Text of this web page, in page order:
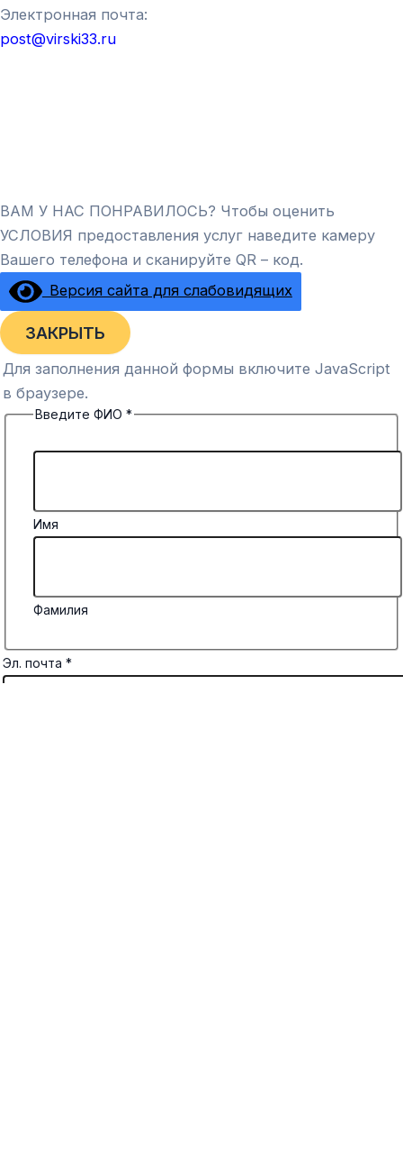
Электронная почта:
post@virski33.ru
ВАМ У НАС ПОНРАВИЛОСЬ? Чтобы оценить
УСЛОВИЯ предоставления услуг наведите камеру
Вашего телефона и сканируйте QR – код.
Версия сайта для слабовидящих
ЗАКРЫТЬ
Для заполнения данной формы включите JavaScript
в браузере.
Введите ФИО *
Имя
Фамилия
Эл. почта *